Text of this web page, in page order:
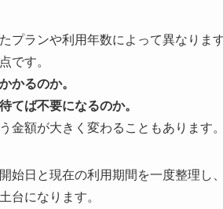
プランや利用年数によって異なりま
です。
かるのか。
てば不要になるのか。
金額が大きく変わることもあります。
始日と現在の利用期間を一度整理し
台になります。